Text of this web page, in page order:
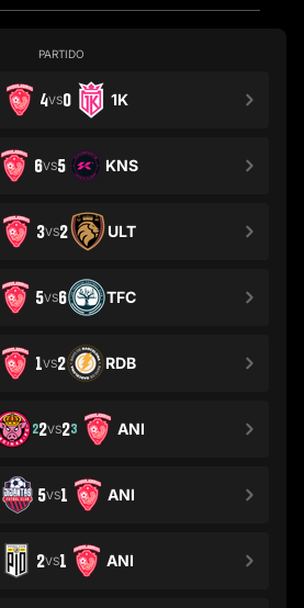
PARTIDO
4VS0 1K
6VS5 KNS
3VS2 ULT
5VS6 TFC
1VS2 RDB
22VS23 ANI
5VS1 ANI
2VS1 ANI